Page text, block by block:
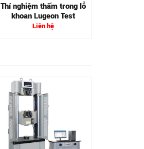
Thí nghiệm thấm trong lỗ
khoan Lugeon Test
Liên hệ